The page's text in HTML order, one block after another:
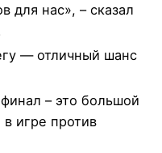
для нас», – сказал
— отличный шанс
– это большой
игре против